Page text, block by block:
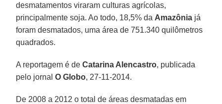
desmatamentos viraram culturas agrícolas,
principalmente soja. Ao todo, 18,5% da Amazônia já
foram desmatados, uma área de 751.340 quilômetros
quadrados.
A reportagem é deCatarina Alencastro, publicada
pelo jornalO Globo, 27-11-2014.
De 2008 a 2012 o total de áreas desmatadas em